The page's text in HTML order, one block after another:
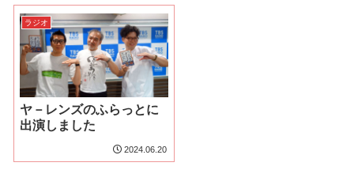
ラジオ
ヤ－レンズのふらっとに
出演しました
2024.06.20